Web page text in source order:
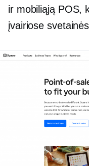
ir mobiliąją POS,
įvairiose